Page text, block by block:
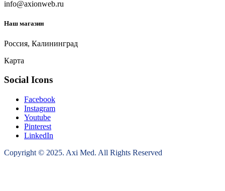
info@axionweb.ru
Наш магазин
Россия, Калининград
Карта
Social Icons
Facebook
Instagram
Youtube
Pinterest
LinkedIn
Copyright © 2025. Axi Med. All Rights Reserved